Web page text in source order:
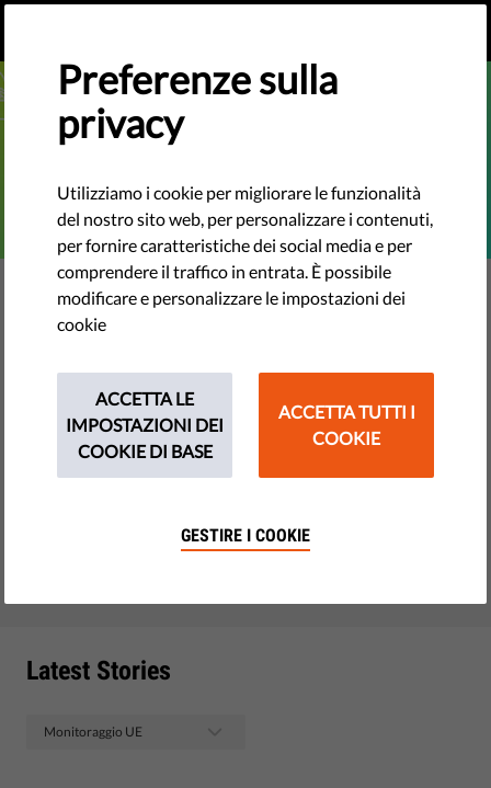
MONITORAGGIO UE
Speechbag Podcast E12:
Qatargate, corruzione e "cultura
dell'impunità"
Nicholas Aiossa, vicedirettore di Transparency
International - UE, discute dello scandalo di corruzione e
e dei modi per combattere la "cultura dell'impunità".
Latest Stories
Preferenze sulla
privacy
Utilizziamo i cookie per migliorare le funzionalità
del nostro sito web, per personalizzare i contenuti,
per fornire caratteristiche dei social media e per
comprendere il traffico in entrata. È possibile
modificare e personalizzare le impostazioni dei
cookie
ACCETTA LE
IMPOSTAZIONI DEI
COOKIE DI BASE
ACCETTA TUTTI I
COOKIE
GESTIRE I COOKIE